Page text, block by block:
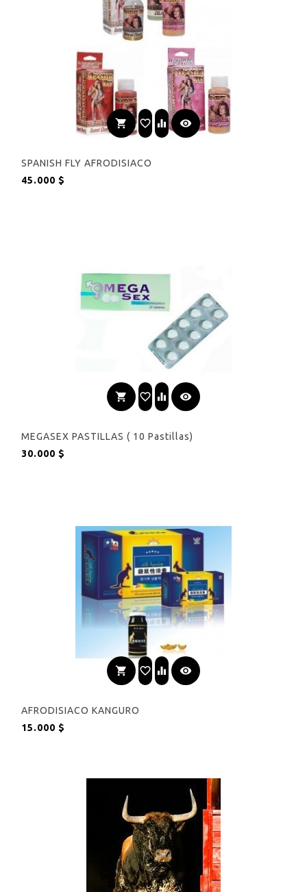
shopping_cart favorite_border equalizer visibility
SPANISH FLY AFRODISIACO
45.000 $
shopping_cart favorite_border equalizer visibility
MEGASEX PASTILLAS ( 10 Pastillas)
30.000 $
shopping_cart favorite_border equalizer visibility
AFRODISIACO KANGURO
15.000 $